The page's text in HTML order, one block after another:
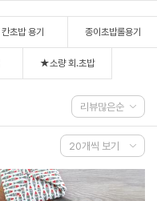
칸초밥 용기 종이초밥롤용기
★소량 회.초밥